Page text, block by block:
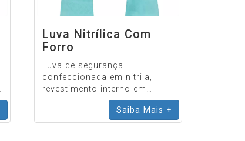
Luva Nitrílica Com
Forro
Luva de segurança
confeccionada em nitrila,
revestimento interno em
flocos de algodão e relevo
antiderrapante na face palmar
e ponta dos dedos.
Saiba Mais +